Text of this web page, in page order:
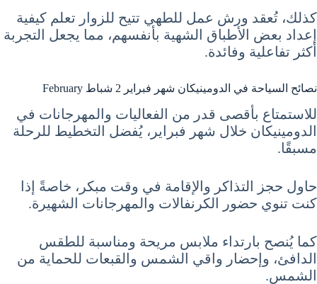
كذلك، تُعقد ورش عمل للطهي تتيح للزوار تعلم كيفية
إعداد بعض الأطباق الشهية بأنفسهم، مما يجعل التجربة
أكثر تفاعلية وفائدة.
نصائح السياحة في الدومينيكان شهر فبراير 2 شباط February
للاستمتاع بأقصى قدر من الفعاليات والمهرجانات في
الدومينيكان خلال شهر فبراير، يُفضل التخطيط للرحلة
مسبقًا.
حاول حجز التذاكر والإقامة في وقت مبكر، خاصةً إذا
كنت تنوي حضور الكرنفالات والمهرجانات الشهيرة.
كما يُنصح بارتداء ملابس مريحة ومناسبة للطقس
الدافئ، وإحضار واقي الشمس والقبعات للحماية من
الشمس.